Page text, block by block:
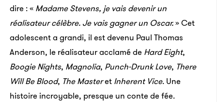
dire : « Madame Stevens, je vais devenir un
réalisateur célèbre. Je vais gagner un Oscar.» Cet
adolescent a grandi, il est devenu Paul Thomas
Anderson, le réalisateur acclamé de Hard Eight,
Boogie Nights, Magnolia, Punch-Drunk Love, There
Will Be Blood, The Masteret Inherent Vice. Une
histoire incroyable, presque un conte de fée.